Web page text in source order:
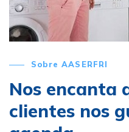
Sobre AASERFRI
Nos encanta
clientes nos